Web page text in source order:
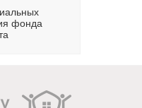
фонда